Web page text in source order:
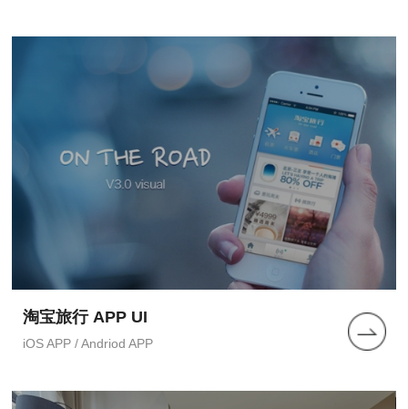
淘宝旅行 APP UI
iOS APP / Andriod APP